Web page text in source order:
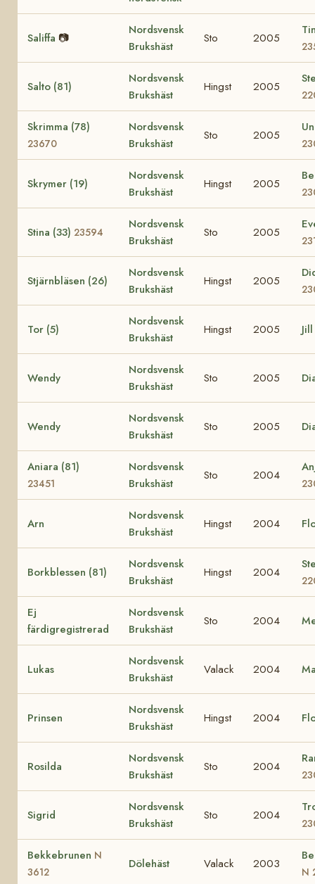
Saliffa 📷
Nordsvensk
Brukshäst
Sto 2005
Salto (81)
Nordsvensk
Brukshäst
Hingst 2005
Skrimma (78)
23670
Nordsvensk
Brukshäst
Sto 2005
Skrymer (19)
Nordsvensk
Brukshäst
Hingst 2005
Stina (33) 23594
Nordsvensk
Brukshäst
Sto 2005
Stjärnbläsen (26)
Nordsvensk
Brukshäst
Hingst 2005
Tor (5)
Nordsvensk
Brukshäst
Hingst 2005
Wendy
Nordsvensk
Brukshäst
Sto 2005
Wendy
Nordsvensk
Brukshäst
Sto 2005
Aniara (81)
23451
Nordsvensk
Brukshäst
Sto 2004
Arn
Nordsvensk
Brukshäst
Hingst 2004
Borkblessen (81)
Nordsvensk
Brukshäst
Hingst 2004
Ej
färdigregistrerad
Nordsvensk
Brukshäst
Sto 2004
Lukas
Nordsvensk
Brukshäst
Valack 2004
Prinsen
Nordsvensk
Brukshäst
Hingst 2004
Rosilda
Nordsvensk
Brukshäst
Sto 2004
Sigrid
Nordsvensk
Brukshäst
Sto 2004
Bekkebrunen N
3612
Dölehäst Valack 2003
N